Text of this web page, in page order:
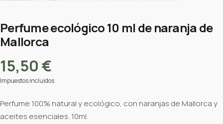
Perfume ecológico 10 ml de naranja de
Mallorca
15,50 €
Impuestos incluidos
Perfume 100% natural y ecológico, con naranjas de Mallorca y
aceites esenciales. 10ml.